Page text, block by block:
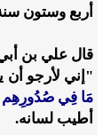
أربع وستون
قال علي بن
"إني لأرجو أن
مَا فِي
أطيب لسانه.